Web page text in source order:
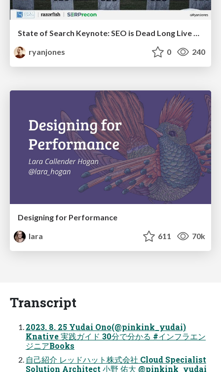
State of Search Keynote: SEO is Dead Long Live SEO
ryanjones
0 240
Designing for Performance
lara
611 70k
Transcript
2023. 8. 25 Yudai Ono(@pinkink_yudai)
Knative 実践ガイド 30分で分かる #インフラエン
ジニアBooks
自己紹介 レッドハット株式会社 Cloud Specialist
Solution Architect 小野 佑大 @pinkink_yudai